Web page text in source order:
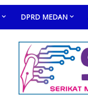
DPRD MEDAN